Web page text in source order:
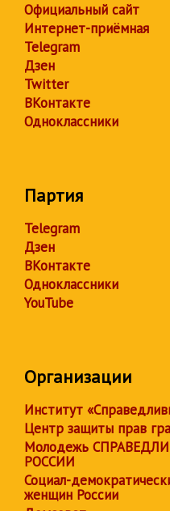
Официальный сайт
Интернет-приёмная
Telegram
Дзен
Twitter
ВКонтакте
Одноклассники
Партия
Telegram
Дзен
ВКонтакте
Одноклассники
YouTube
Организации
Институт
Центр защиты прав
Молодежь
РОССИИ
Социал-
женщин России